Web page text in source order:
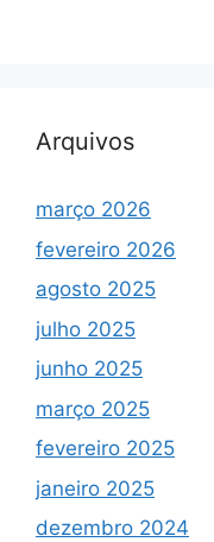
Arquivos
março 2026
fevereiro 2026
agosto 2025
julho 2025
junho 2025
março 2025
fevereiro 2025
janeiro 2025
dezembro 2024